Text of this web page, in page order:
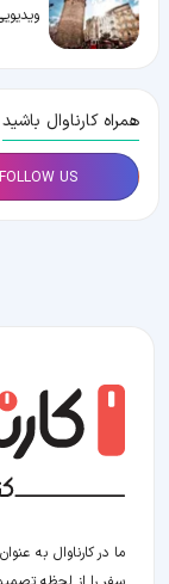
همراه کارناوال باشید
FOLLOW US
ما در کارناوال به